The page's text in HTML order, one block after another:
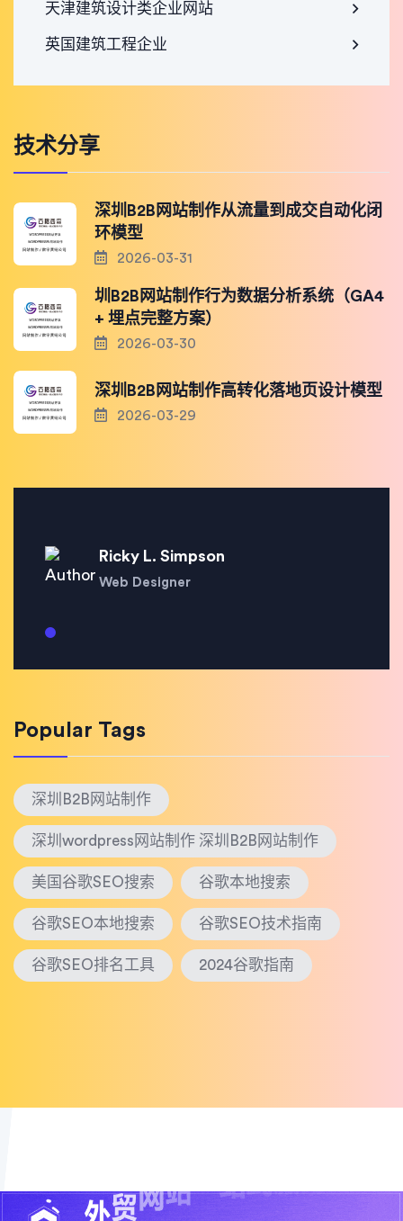
天津建筑设计类企业网站
英国建筑工程企业
技术分享
深圳B2B网站制作从流量到成交自动化闭
环模型
2026-03-31
圳B2B网站制作行为数据分析系统（GA4
+ 埋点完整方案）
2026-03-30
深圳B2B网站制作高转化落地页设计模型
2026-03-29
Ricky L. Simpson
Web Designer
Popular Tags
深圳B2B网站制作
深圳wordpress网站制作 深圳B2B网站制作
美国谷歌SEO搜索 谷歌本地搜索
谷歌SEO本地搜索 谷歌SEO技术指南
谷歌SEO排名工具 2024谷歌指南